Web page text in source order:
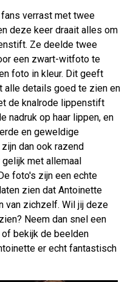
verrast met twee
deze keer draait alles om
Ze deelde twee
een zwart-witfoto te
foto in kleur. Dit geeft
alle details goed te zien en
de knalrode lippenstift
nadruk op haar lippen, en
en geweldige
dan ook razend
met allemaal
foto's zijn een echte
zien dat Antoinette
van zichzelf. Wil jij deze
Neem dan snel een
of bekijk de beelden
er echt fantastisch